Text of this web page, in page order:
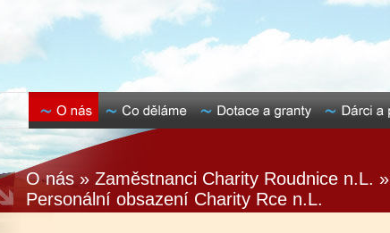
O nás » Zaměstnanci Charity Roudnice n.L. »
Personální obsazení Charity Rce n.L.